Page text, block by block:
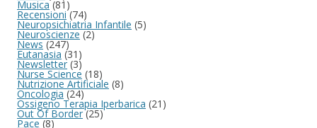
Musica(81)
Recensioni(74)
Neuropsichiatria Infantile (5)
Neuroscienze(2)
News(247)
Eutanasia (31)
Newsletter (3)
Nurse Science (18)
Nutrizione Artificiale (8)
Oncologia(24)
Ossigeno Terapia Iperbarica (21)
Out Of Border(25)
Pace(8)